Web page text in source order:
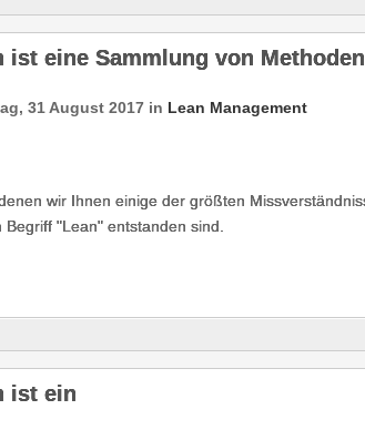
eine Sammlung von Methoden
31 August 2017 in Lean Management
wir Ihnen einige der größten
"Lean" entstanden sind.
ist ein